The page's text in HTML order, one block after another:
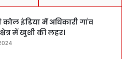
कोल इंडिया में अधिकारी गांव
में खुशी की लहर।